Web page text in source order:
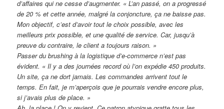
d’affaires qui ne cesse d’augmenter. « L’an passé, on a progressé
de 20 % et cette année, malgré la conjoncture, ça ne baisse pas.
Mon objectif, c’est d’avoir tout le choix possible, avec les
meilleurs prix possible, et une qualité de service. Car, jusqu’à
preuve du contraire, le client a toujours raison. »
Passer du brushing à la logistique d’e-commerce n’est pas
évident. « Il y a des journées record où l’on expédie 450 produits.
Un site, ça ne dort jamais. Les commandes arrivent tout le
temps. En fait, je m’aperçois que je pourrais vendre encore plus,
si j’avais plus de place. »